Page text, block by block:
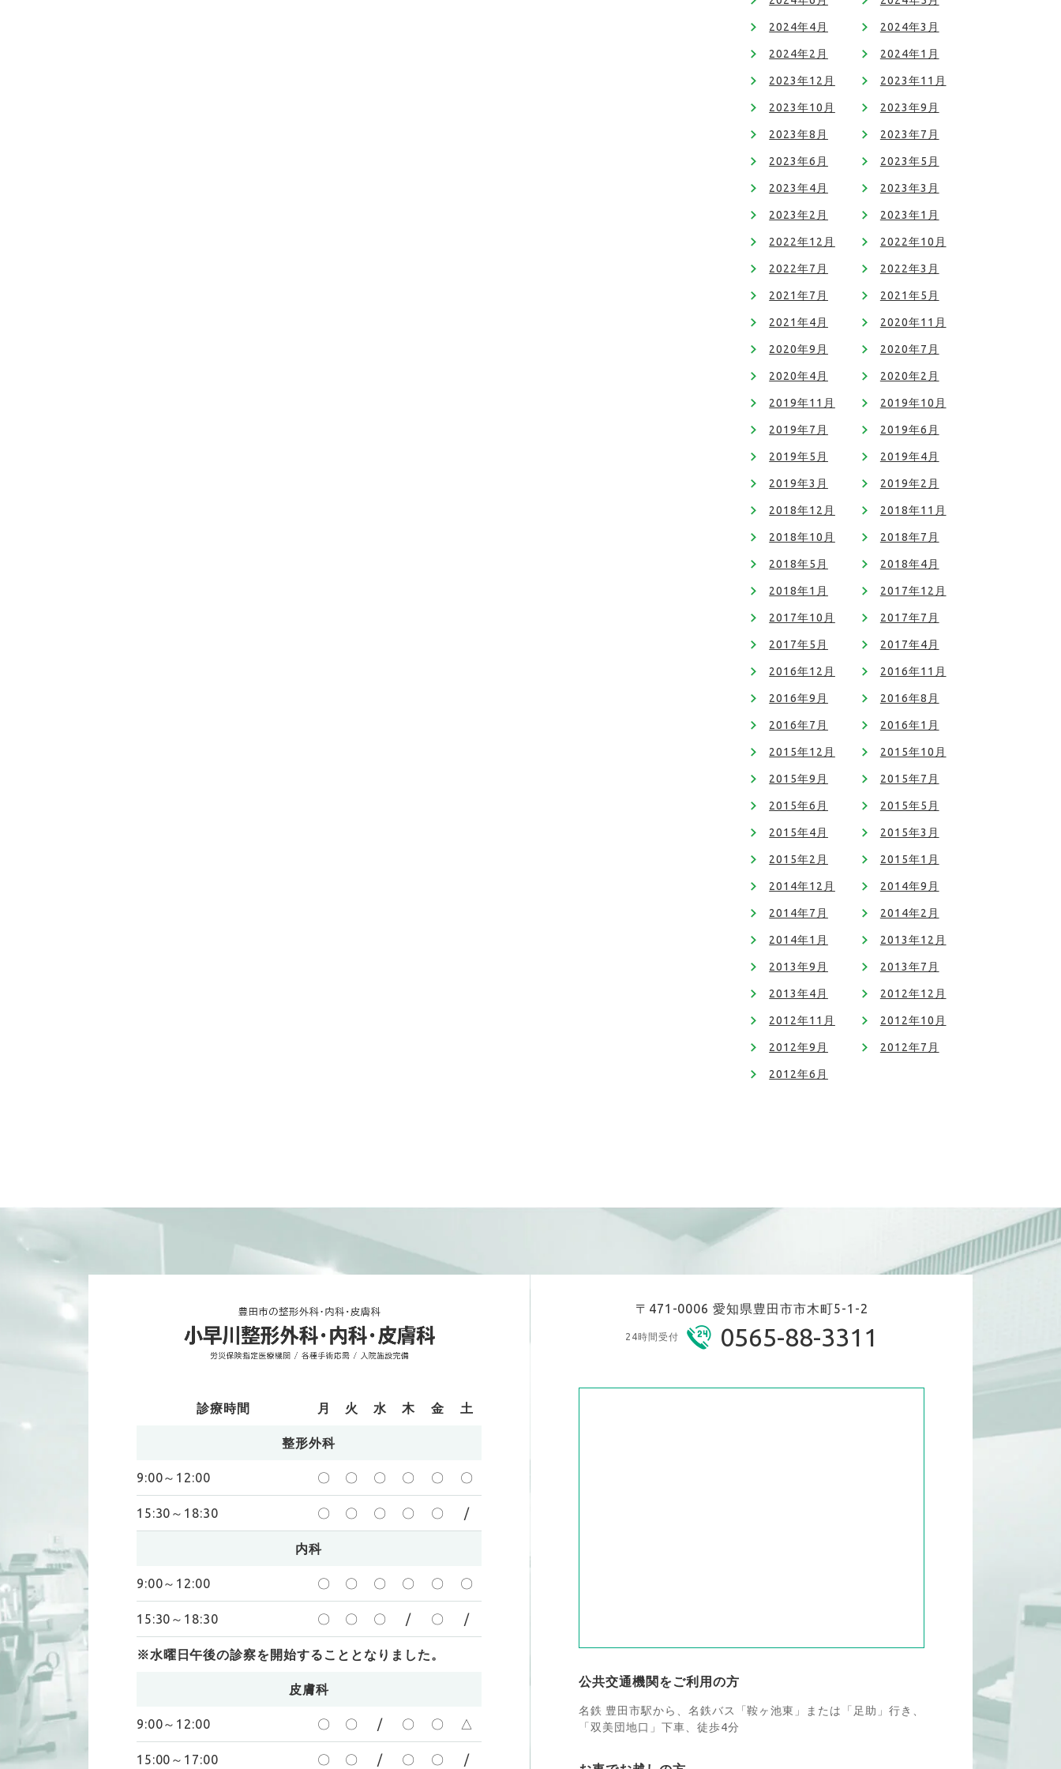
2024年4月 2024年3月
2024年2月 2024年1月
2023年12月 2023年11月
2023年10月 2023年9月
2023年8月 2023年7月
2023年6月 2023年5月
2023年4月 2023年3月
2023年2月 2023年1月
2022年12月 2022年10月
2022年7月 2022年3月
2021年7月 2021年5月
2021年4月 2020年11月
2020年9月 2020年7月
2020年4月 2020年2月
2019年11月 2019年10月
2019年7月 2019年6月
2019年5月 2019年4月
2019年3月 2019年2月
2018年12月 2018年11月
2018年10月 2018年7月
2018年5月 2018年4月
2018年1月 2017年12月
2017年10月 2017年7月
2017年5月 2017年4月
2016年12月 2016年11月
2016年9月 2016年8月
2016年7月 2016年1月
2015年12月 2015年10月
2015年9月 2015年7月
2015年6月 2015年5月
2015年4月 2015年3月
2015年2月 2015年1月
2014年12月 2014年9月
2014年7月 2014年2月
2014年1月 2013年12月
2013年9月 2013年7月
2013年4月 2012年12月
2012年11月 2012年10月
2012年9月 2012年7月
2012年6月
診療時間 月 火 水 木 金 土
整形外科
9:00～12:00 〇 〇 〇 〇 〇 〇
15:30～18:30 〇 〇 〇 〇 〇 /
内科
9:00～12:00 〇 〇 〇 〇 〇 〇
15:30～18:30 〇 〇 〇 / 〇 /
※水曜日午後の診察を開始することとなりました。
皮膚科
9:00～12:00 〇 〇 / 〇 〇 △
15:00～17:00 〇 〇 / 〇 〇 /
〒471-0006 愛知県豊田市市木町5-1-2
24時間受付 0565-88-3311
公共交通機関をご利用の方
名鉄 豊田市駅から、名鉄バス「鞍ヶ池東」または「足助」行き、
「双美団地口」下車、徒歩4分